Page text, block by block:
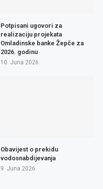
Potpisani ugovori za
realizaciju projekata
Omladinske banke Žepče za
2026. godinu
10. Juna 2026.
Obavijest o prekidu
vodosnabdijevanja
9. Juna 2026.